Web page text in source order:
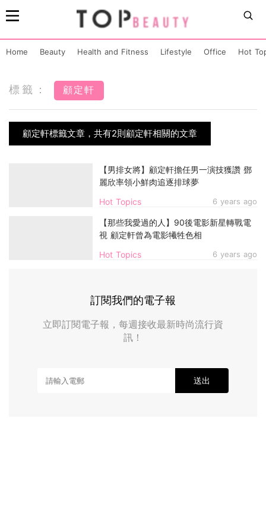
Home Beauty Health and Fitness Lifestyle Office Hot
標籤： 顧定軒
顧定軒標籤文章，共有2則顧定軒相關的文章
Hot Topics 6 years ago
【男排女將】顧定軒擔任男一演技獲讚 鄧
麗欣率領小鮮肉追逐排球夢
Hot Topics 6 years ago
【那些我愛過的人】90後電影新星轉戰電
視 顧定軒曾為電影犧牲色相
訂閱我們的電子報
立即訂閱電子報，每週接收最新時尚流行資
訊！
送出